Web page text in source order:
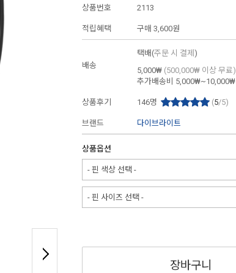
상품번호 2113
적립혜택 구매 3,600원
배송
택배(주문 시 결제 )
5,000₩ (500,000₩ 이상 무료)
추가배송비
5,000₩~10,000₩
상품후기 146명 (5/5)
브랜드 다이브라이트
상품옵션
- 핀 색상 선택 -
- 핀 사이즈 선택 -
장바구니